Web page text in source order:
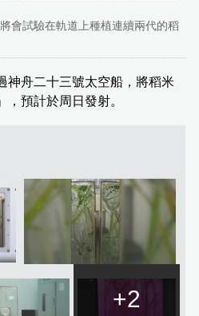
會試驗在軌道上種植連續兩代的稻
神舟二十三號太空船，將稻米
預計於周日發射。
+2